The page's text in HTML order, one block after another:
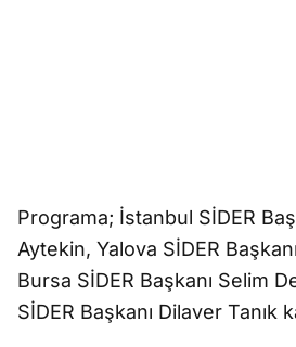
Programa; İstanbul SİDER
Aytekin, Yalova SİDER
Bursa SİDER Başkanı Selim
SİDER Başkanı Dilaver Tanık